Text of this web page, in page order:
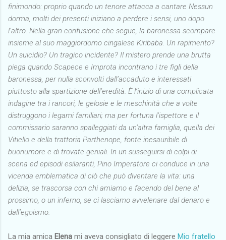
finimondo: proprio quando un tenore attacca a cantare Nessun
dorma, molti dei presenti iniziano a perdere i sensi, uno dopo
l’altro. Nella gran confusione che segue, la baronessa scompare
insieme al suo maggiordomo cingalese Kiribaba. Un rapimento?
Un suicidio? Un tragico incidente? Il mistero prende una brutta
piega quando Scapece e Improta incontrano i tre figli della
baronessa, per nulla sconvolti dall’accaduto e interessati
piuttosto alla spartizione dell’eredità. È l’inizio di una complicata
indagine tra i rancori, le gelosie e le meschinità che a volte
distruggono i legami familiari; ma per fortuna l’ispettore e il
commissario saranno spalleggiati da un’altra famiglia, quella dei
Vitiello e della trattoria Parthenope, fonte inesauribile di
buonumore e di trovate geniali. In un susseguirsi di colpi di
scena ed episodi esilaranti, Pino Imperatore ci conduce in una
vicenda emblematica di ciò che può diventare la vita: una
delizia, se trascorsa con chi amiamo e facendo del bene al
prossimo, o un inferno, se ci lasciamo avvelenare dal denaro e
dall’egoismo.
La mia amica Elena mi aveva consigliato di leggere Mio fratello